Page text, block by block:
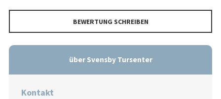
BEWERTUNG SCHREIBEN
über Svensby Tursenter
Kontakt